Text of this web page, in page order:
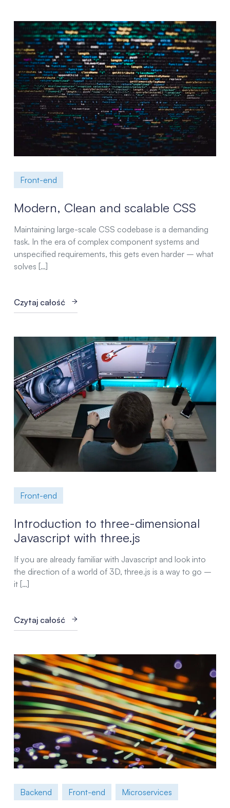
Front-end
Modern, Clean and scalable CSS
Maintaining large-scale CSS codebase is a demanding
task. In the era of complex component systems and
unspecified requirements, this gets even harder – what
solves […]
Czytaj całość
Front-end
Introduction to three-dimensional
Javascript with three.js
If you are already familiar with Javascript and look into
the direction of a world of 3D, three.js is a way to go –
it […]
Czytaj całość
Backend Front-end Microservices